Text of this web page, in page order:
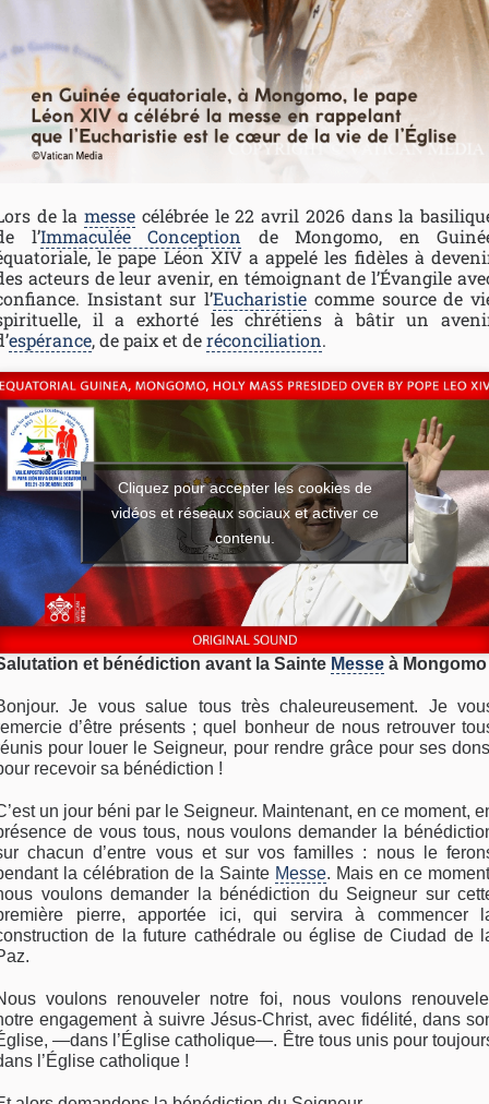
de lamesse célébrée le 22 avril 2026 dans la
l’Immaculée Conception de Mongomo, en
le pape Léon XIV a appelé les fidèles à
acteurs de leur avenir, en témoignant de l’Évangile
Insistant sur l’Eucharistie comme source de
il a exhorté les chrétiens à bâtir un
espérance, de paix et deréconciliation.
Cliquez pour accepter les cookies de
vidéos et réseaux sociaux et activer ce
contenu.
et bénédiction avant la Sainte Messe à Mongomo
Je vous salue tous très chaleureusement. Je
d’être présents ; quel bonheur de nous retrouver
pour louer le Seigneur, pour rendre grâce pour ses
recevoir sa bénédiction !
un jour béni par le Seigneur. Maintenant, en ce moment,
de vous tous, nous voulons demander la
chacun d’entre vous et sur vos familles : nous le
la célébration de la Sainte Messe. Mais en ce
voulons demander la bénédiction du Seigneur sur
pierre, apportée ici, qui servira à commencer
de la future cathédrale ou église de Ciudad de
voulons renouveler notre foi, nous voulons
engagement à suivre Jésus-Christ, avec fidélité, dans
—dans l’Église catholique—. Être tous unis pour
l’Église catholique !